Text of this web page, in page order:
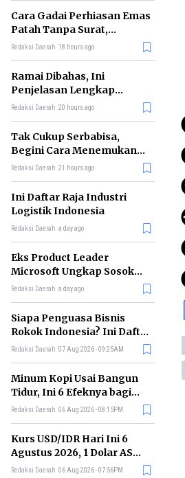
Cara Gadai Perhiasan Emas
Patah Tanpa Surat,
Ternyata Tetap Bisa!
Redaksi Daerah 18 hours ago
Ramai Dibahas, Ini
Penjelasan Lengkap
tentang Konsep Kabinet
Redaksi Daerah 20 hours ago
Tak Cukup Serbabisa,
Begini Cara Menemukan
'Spike' agar CV Dilirik HR
Redaksi Daerah 21 hours ago
Ini Daftar Raja Industri
Logistik Indonesia
Redaksi Daerah a day ago
Eks Product Leader
Microsoft Ungkap Sosok
yang Paling Cocok
Redaksi Daerah a day ago
Siapa Penguasa Bisnis
Rokok Indonesia? Ini Daftar
Perusahaan Terbesarnya
Redaksi Daerah 07 Aug 2026 - 09:25AM
Minum Kopi Usai Bangun
Tidur, Ini 6 Efeknya bagi
Kesehatan Tubuh
Redaksi Daerah 06 Aug 2026 - 08:15PM
Kurs USD/IDR Hari Ini 6
Agustus 2026, 1 Dolar AS
Kini Berapa Rupiah?
Redaksi Daerah 06 Aug 2026 - 07:56PM